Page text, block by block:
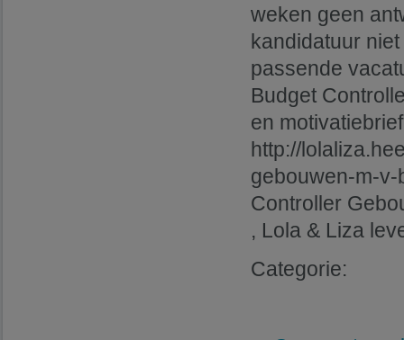
weken geen
kandidatuur
passende
Budget
en
http://
gebouwen-m-
Controller
, Lola & Liza
Categorie: